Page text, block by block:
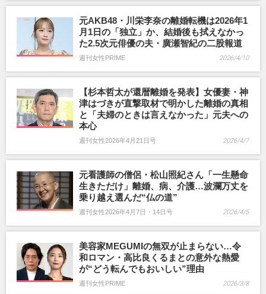
元AKB48・川栄李奈の離婚転機は2026年1
月1日の「独立」か、結婚後も拭えなかっ
た2.5次元俳優の夫・廣瀬智紀の二股報道
週刊女性PRIME 2026/4/10
【杉本哲太が還暦離婚を発表】女優妻・神
津はづきが直撃取材で明かした離婚の真相
と「夫婦のときは言えなかった」元夫への
本心
週刊女性2026年4月21日号 2026/4/7
元看護師の僧侶・松山照紀さん「一生懸命
生きただけ」離婚、病、介護…波瀾万丈を
乗り越え選んだ“仏の道”
週刊女性2026年4月7日・14日号 2026/4/5
美容家MEGUMIの無双が止まらない…令
和ロマン・高比良くるまとの意外な熱愛
が“どう転んでもおいしい”理由
週刊女性PRIME 2026/3/8